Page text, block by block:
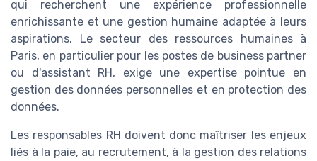
qui recherchent une expérience professionnelle
enrichissante et une gestion humaine adaptée à leurs
aspirations. Le secteur des ressources humaines à
Paris, en particulier pour les postes de business partner
ou d'assistant RH, exige une expertise pointue en
gestion des données personnelles et en protection des
données.
Les responsables RH doivent donc maîtriser les enjeux
liés à la paie, au recrutement, à la gestion des relations